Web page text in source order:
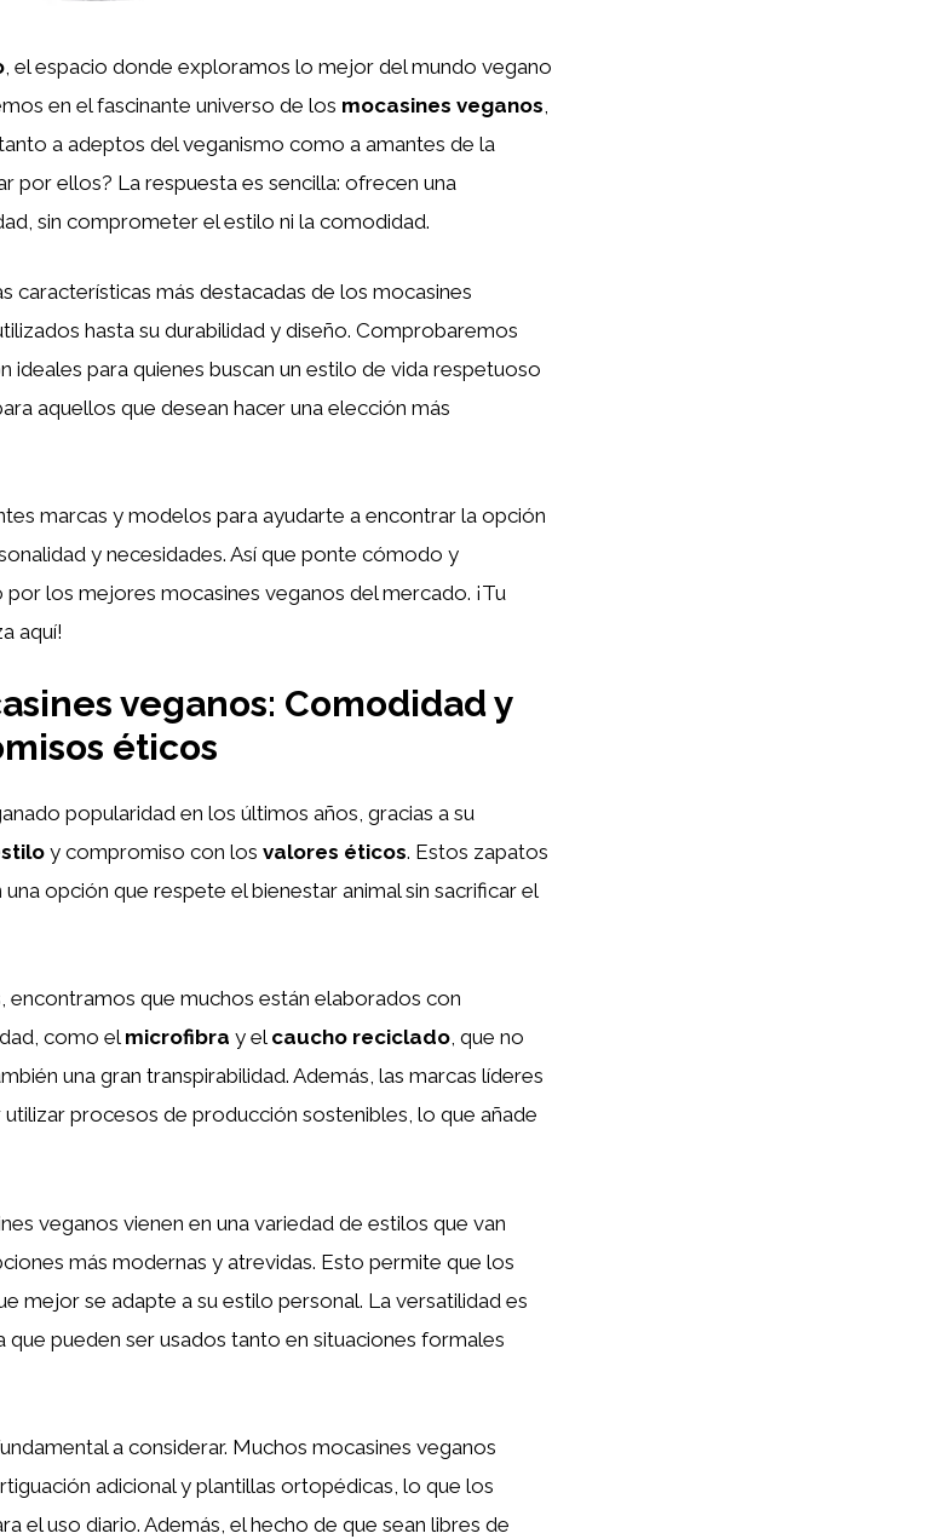
, el espacio donde exploramos lo mejor del mundo vegano
en el fascinante universo de los mocasines veganos,
a adeptos del veganismo como a amantes de la
por ellos? La respuesta es sencilla: ofrecen una
sin comprometer el estilo ni la comodidad.
características más destacadas de los mocasines
hasta su durabilidad y diseño. Comprobaremos
para quienes buscan un estilo de vida respetuoso
aquellos que desean hacer una elección más
marcas y modelos para ayudarte a encontrar la opción
y necesidades. Así que ponte cómodo y
los mejores mocasines veganos del mercado. ¡Tu
aquí!
veganos: Comodidad y
éticos
popularidad en los últimos años, gracias a su
y compromiso con los valores éticos. Estos zapatos
opción que respete el bienestar animal sin sacrificar el
encontramos que muchos están elaborados con
como el microfibra y el caucho reciclado, que no
una gran transpirabilidad. Además, las marcas líderes
procesos de producción sostenibles, lo que añade
veganos vienen en una variedad de estilos que van
más modernas y atrevidas. Esto permite que los
mejor se adapte a su estilo personal. La versatilidad es
pueden ser usados tanto en situaciones formales
a considerar. Muchos mocasines veganos
adicional y plantillas ortopédicas, lo que los
el uso diario. Además, el hecho de que sean libres de